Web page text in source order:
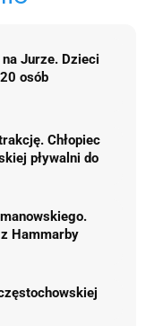
Jurze. Dzieci
osób
Chłopiec
pływalni do
Hammarby